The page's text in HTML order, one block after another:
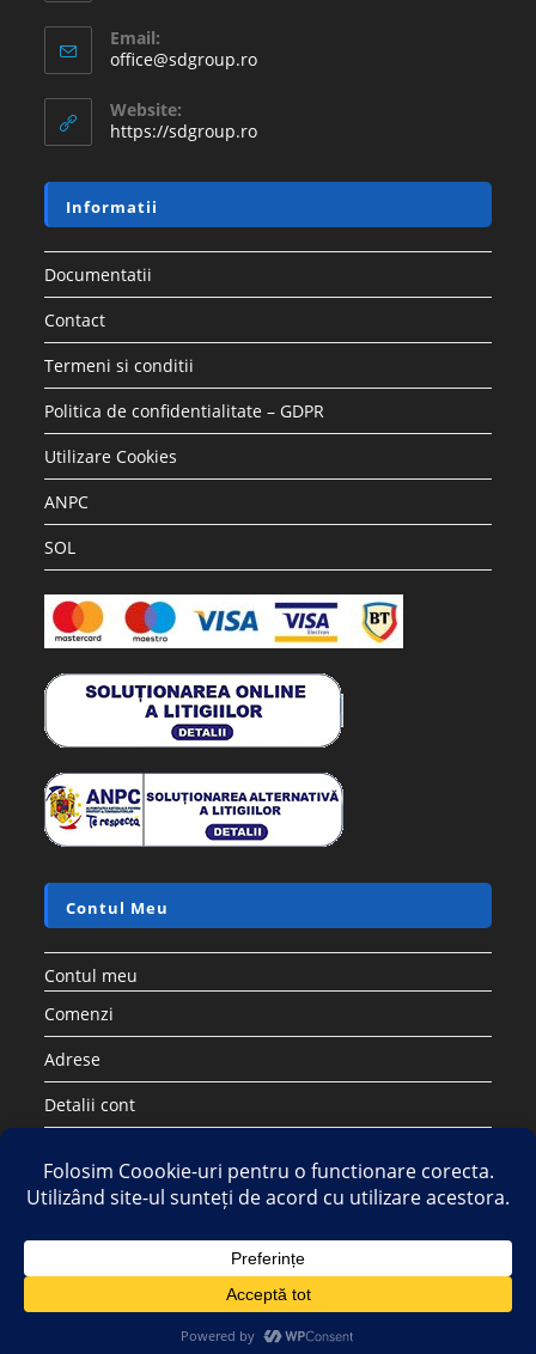
Email:
office@sdgroup.ro
Website:
https://sdgroup.ro
Informatii
Documentatii
Contact
Termeni si conditii
Politica de confidentialitate – GDPR
Utilizare Cookies
ANPC
SOL
Contul Meu
Contul meu
Comenzi
Adrese
Detalii cont
Copyright 2026 - Strategic DIstribution Group